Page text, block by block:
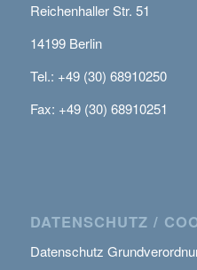
Reichenhaller Str. 51
14199 Berlin
Tel.: +49 (30) 68910250
Fax: +49 (30) 68910251
DATENSCHUTZ /
Datenschutz